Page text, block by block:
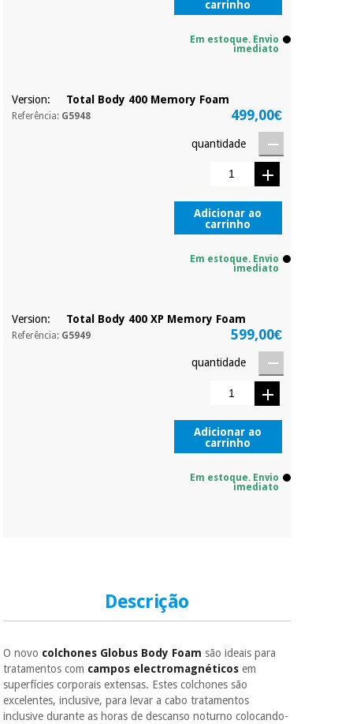
(liquidação)
hoje paga apenas 1/3
do valor. As restantes
serão cobradas no
Sem
compromisso.
pagamento total ou
truques.
Os seus dados
vendemos os seus
dados a terceiros
crédito pessoal.
carrinho
Em estoque. Envio
imediato
Version: Total Body 400 Memory Foam
Referência: G5948 499,00€
quantidade
Adicionar ao
carrinho
Em estoque. Envio
imediato
Version: Total Body 400 XP Memory Foam
Referência: G5949 599,00€
quantidade
Adicionar ao
carrinho
Em estoque. Envio
imediato
Descrição
O novo colchones Globus Body Foam são ideais para
tratamentos com campos electromagnéticos em
superfícies corporais extensas. Estes colchones são
excelentes, inclusive, para levar a cabo tratamentos
inclusive durante as horas de descanso noturno colocando-